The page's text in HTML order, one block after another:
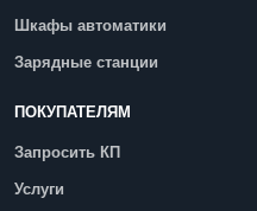
Шкафы автоматики
Зарядные станции
ПОКУПАТЕЛЯМ
Запросить КП
Услуги